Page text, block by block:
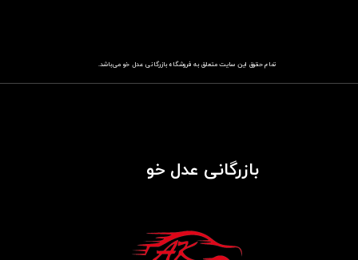
تمام حقوق این سایت متعلق به فروشگاهباز​​​​​​​رگانی عدل خو می‌باشد.
بازرگانی عدل خو